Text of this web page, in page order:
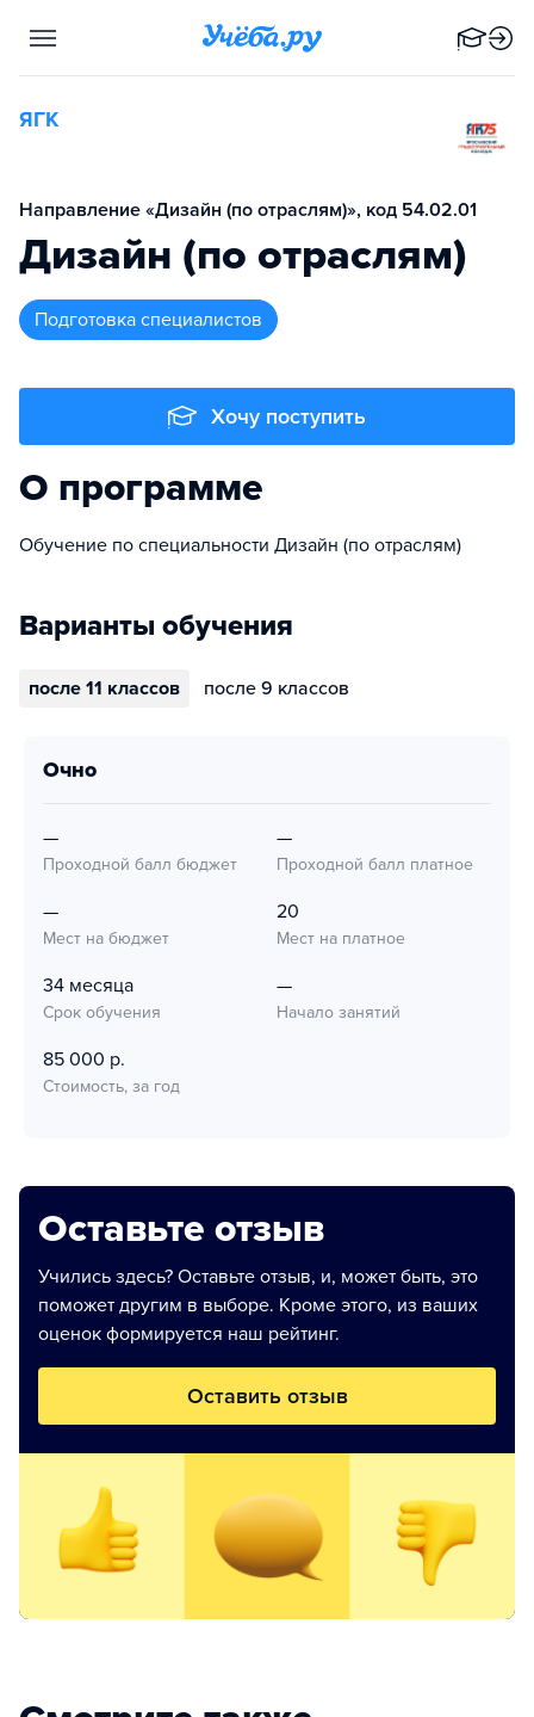
ЯГК
Направление «Дизайн (по отраслям)», код 54.02.01
Дизайн (по отраслям)
подготовка специалистов
Хочу поступить
О программе
Обучение по специальности Дизайн (по отраслям)
Варианты обучения
после 11 классов после 9 классов
очно
—
Проходной балл бюджет
—
Проходной балл платное
—
Мест на бюджет
20
Мест на платное
34 месяца
Срок обучения
—
Начало занятий
85 000 р.
Стоимость, за год
Оставьте отзыв
Учились здесь? Оставьте отзыв, и, может быть, это
поможет другим в выборе. Кроме этого, из ваших
оценок формируется наш рейтинг.
Оставить отзыв